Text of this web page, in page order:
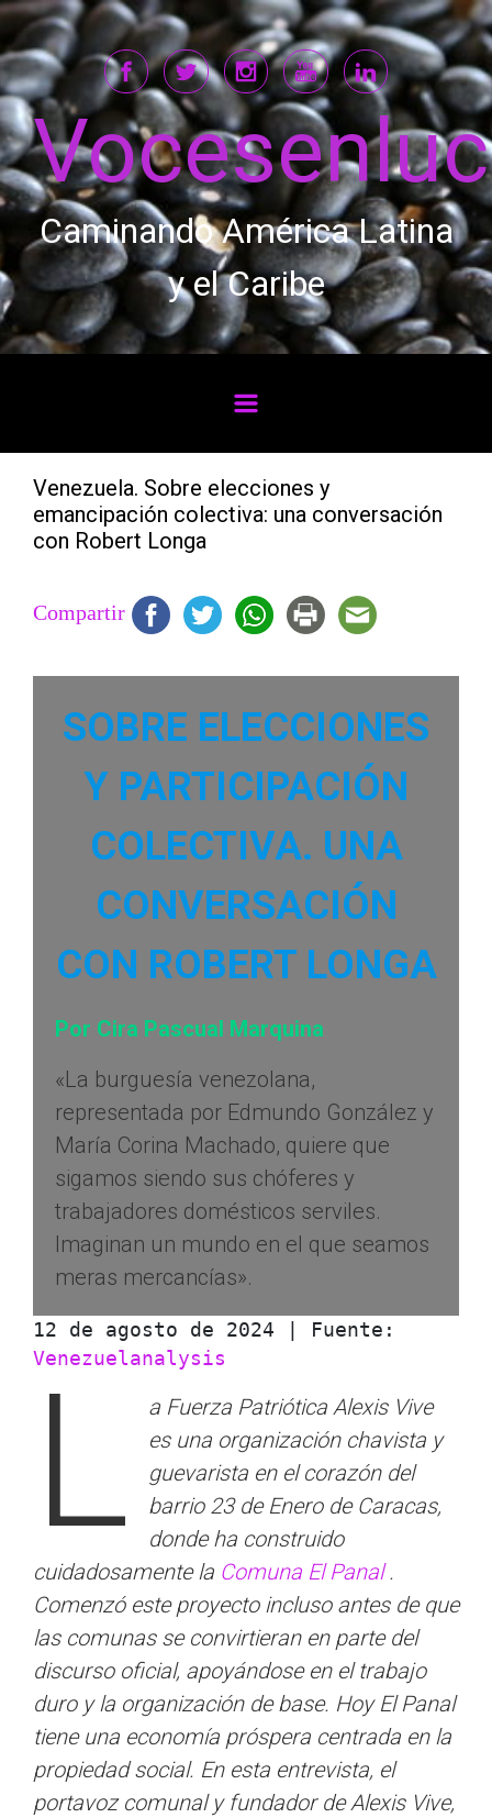
Saltar al contenido principal
Caminando América Latina
y el Caribe
Venezuela. Sobre elecciones y
emancipación colectiva: una conversación
con Robert Longa
Compartir
SOBRE ELECCIONES
Y PARTICIPACIÓN
COLECTIVA. UNA
CONVERSACIÓN
CON ROBERT LONGA
Por Cira Pascual Marquina
«La burguesía venezolana,
representada por Edmundo González y
María Corina Machado, quiere que
sigamos siendo sus chóferes y
trabajadores domésticos serviles.
Imaginan un mundo en el que seamos
meras mercancías».
Venezuelanalysis
L
a Fuerza Patriótica Alexis Vive
es una organización chavista y
guevarista en el corazón del
barrio 23 de Enero de Caracas,
donde ha construido
cuidadosamente la Comuna El Panal.
Comenzó este proyecto incluso antes de que
las comunas se convirtieran en parte del
discurso oficial, apoyándose en el trabajo
duro y la organización de base. Hoy El Panal
tiene una economía próspera centrada en la
propiedad social. En esta entrevista, el
portavoz comunal y fundador de Alexis Vive,